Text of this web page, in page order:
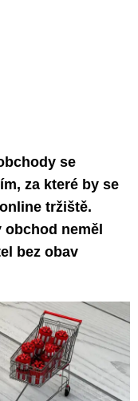
se
za které by se
tržiště.
neměl
bez obav